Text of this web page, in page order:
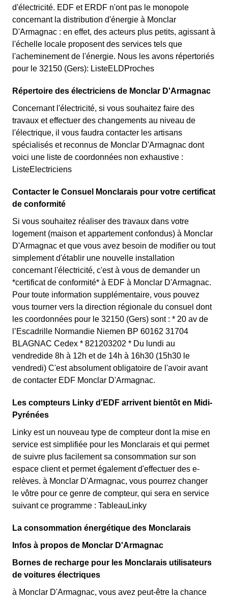
d'électricité. EDF et ERDF n'ont pas le monopole
concernant la distribution d'énergie à Monclar
D'Armagnac : en effet, des acteurs plus petits, agissant à
l'échelle locale proposent des services tels que
l'acheminement de l'énergie. Nous les avons répertoriés
pour le 32150 (Gers): ListeELDProches
Répertoire des électriciens de Monclar D'Armagnac
Concernant l'électricité, si vous souhaitez faire des
travaux et effectuer des changements au niveau de
l'électrique, il vous faudra contacter les artisans
spécialisés et reconnus de Monclar D'Armagnac dont
voici une liste de coordonnées non exhaustive :
ListeElectriciens
Contacter le Consuel Monclarais pour votre certificat
de conformité
Si vous souhaitez réaliser des travaux dans votre
logement (maison et appartement confondus) à Monclar
D'Armagnac et que vous avez besoin de modifier ou tout
simplement d'établir une nouvelle installation
concernant l'électricité, c'est à vous de demander un
*certificat de conformité* à EDF à Monclar D'Armagnac.
Pour toute information supplémentaire, vous pouvez
vous tourner vers la direction régionale du consuel dont
les coordonnées pour le 32150 (Gers) sont : * 20 av de
l’Escadrille Normandie Niemen BP 60162 31704
BLAGNAC Cedex * 821203202 * Du lundi au
vendredide 8h à 12h et de 14h à 16h30 (15h30 le
vendredi) C'est absolument obligatoire de l'avoir avant
de contacter EDF Monclar D'Armagnac.
Les compteurs Linky d'EDF arrivent bientôt en Midi-
Pyrénées
Linky est un nouveau type de compteur dont la mise en
service est simplifiée pour les Monclarais et qui permet
de suivre plus facilement sa consommation sur son
espace client et permet également d'effectuer des e-
relèves. à Monclar D'Armagnac, vous pourrez changer
le vôtre pour ce genre de compteur, qui sera en service
suivant ce programme : TableauLinky
La consommation énergétique des Monclarais
Infos à propos de Monclar D'Armagnac
Bornes de recharge pour les Monclarais utilisateurs
de voitures électriques
à Monclar D'Armagnac, vous avez peut-être la chance